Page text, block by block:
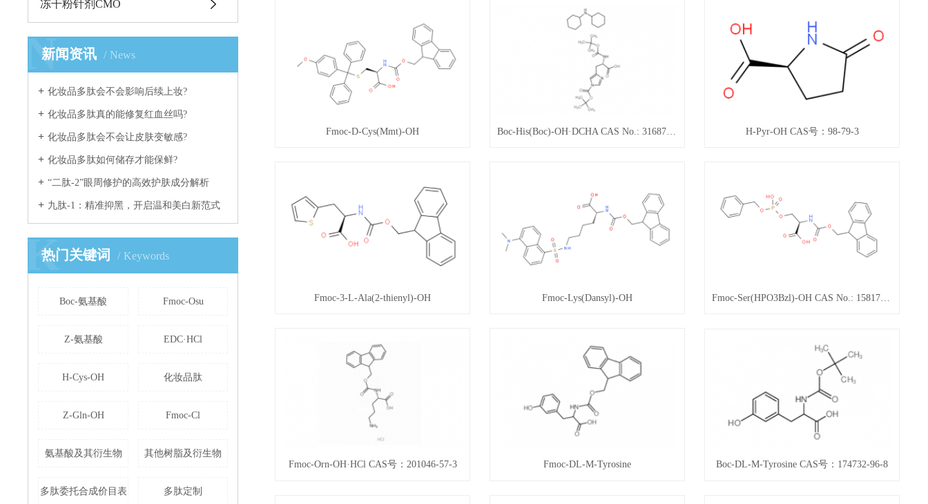
冻干粉针剂CMO
新闻资讯 News
N
化妆品多肽会不会影响后续上妆?
化妆品多肽真的能修复红血丝吗?
化妆品多肽会不会让皮肤变敏感?
化妆品多肽如何储存才能保鲜?
“二肽-2”眼周修护的高效护肤成分解析
九肽-1：精准抑黑，开启温和美白新范式
热门关键词 Keywords
K
Boc-氨基酸 Fmoc-Osu
Z-氨基酸 EDC·HCl
H-Cys-OH 化妆品肽
Z-Gln-OH Fmoc-Cl
氨基酸及其衍生物 其他树脂及衍生物
多肽委托合成价目表 多肽定制
Fmoc-D-Cys(Mmt)-OH H-Pyr-OH CAS号：98-79-3
Fmoc-3-L-Ala(2-thienyl)-OH Fmoc-Lys(Dansyl)-OH Fmoc-Ser(HPO3Bzl)-OH CAS No.: 158171-14-3
Fmoc-Orn-OH·HCl CAS号：201046-57-3 Fmoc-DL-M-Tyrosine Boc-DL-M-Tyrosine CAS号：174732-96-8